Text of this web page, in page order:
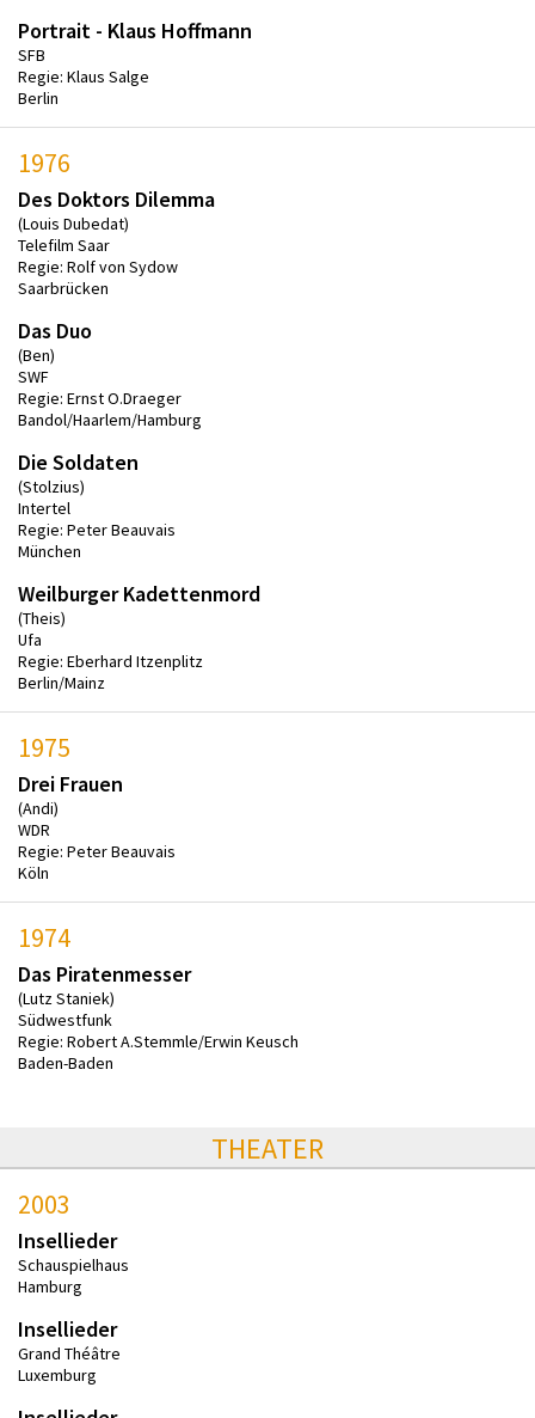
Portrait - Klaus Hoffmann
SFB
Regie: Klaus Salge
Berlin
1976
Des Doktors Dilemma
(Louis Dubedat)
Telefilm Saar
Regie: Rolf von Sydow
Saarbrücken
Das Duo
(Ben)
SWF
Regie: Ernst O.Draeger
Bandol/Haarlem/Hamburg
Die Soldaten
(Stolzius)
Intertel
Regie: Peter Beauvais
München
Weilburger Kadettenmord
(Theis)
Ufa
Regie: Eberhard Itzenplitz
Berlin/Mainz
1975
Drei Frauen
(Andi)
WDR
Regie: Peter Beauvais
Köln
1974
Das Piratenmesser
(Lutz Staniek)
Südwestfunk
Regie: Robert A.Stemmle/Erwin Keusch
Baden-Baden
THEATER
2003
Insellieder
Schauspielhaus
Hamburg
Insellieder
Grand Théâtre
Luxemburg